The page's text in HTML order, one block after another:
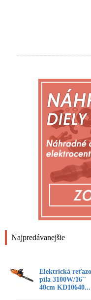
Najpredávanejšie
Elektrická
píla 3100W/16''
40cm KD10640...